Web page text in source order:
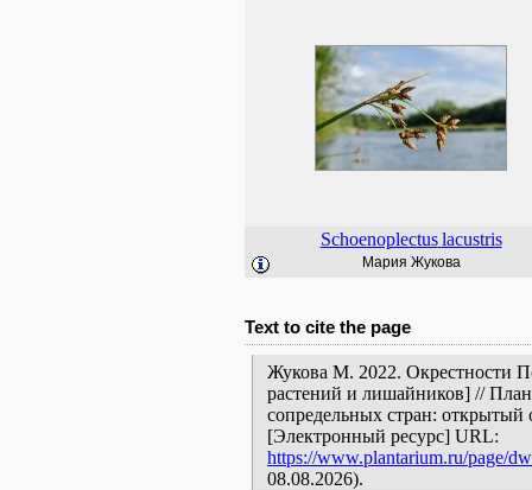
Schoenoplectus lacustris
Мария Жукова
Text to cite the page
Жукова М. 2022. Окрестности
растений и лишайников] //
сопредельных стран: открытый
[Электронный ресурс] URL:
https://www.plantarium.ru/page/
08.08.2026).